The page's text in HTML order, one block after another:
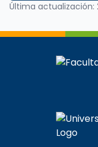
Última actualización: